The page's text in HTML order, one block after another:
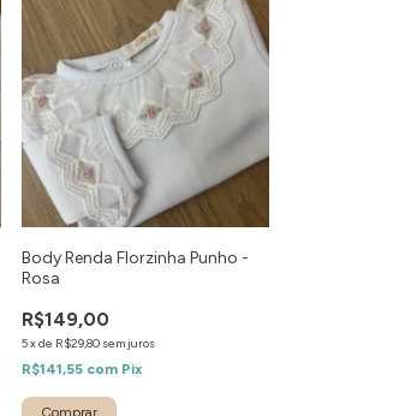
Body Renda Florzinha Punho -
Rosa
R$149,00
5xde R$29,80 sem juros
R$141,55 com Pix